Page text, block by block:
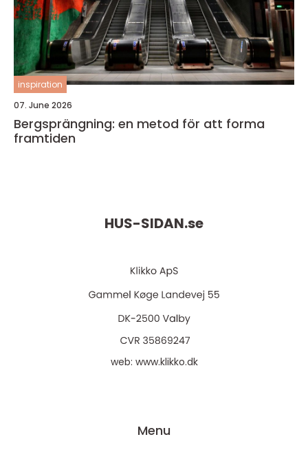
inspiration
07. June 2026
Bergsprängning: en metod för att forma
framtiden
HUS-SIDAN.se
web: www.klikko.dk
Menu